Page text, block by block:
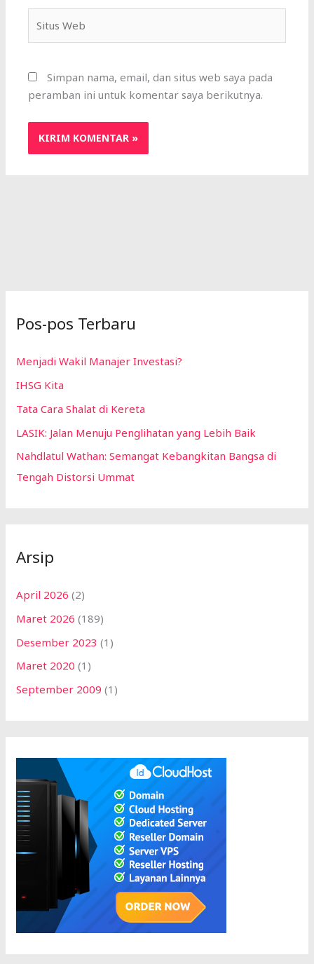
Web
Simpan nama, email, dan situs web saya pada
peramban ini untuk komentar saya berikutnya.
Pos-pos Terbaru
Menjadi Wakil Manajer Investasi?
IHSG Kita
Tata Cara Shalat di Kereta
LASIK: Jalan Menuju Penglihatan yang Lebih Baik
Nahdlatul Wathan: Semangat Kebangkitan Bangsa di
Tengah Distorsi Ummat
Arsip
April 2026 (2)
Maret 2026 (189)
Desember 2023 (1)
Maret 2020 (1)
September 2009 (1)